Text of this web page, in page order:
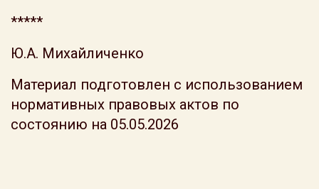
*****
Ю.А. Михайличенко
Материал подготовлен с использованием
нормативных правовых актов по
состоянию на 05.05.2026